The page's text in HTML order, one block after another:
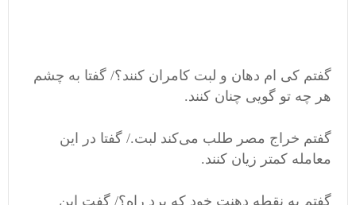
گفتم کی ام دهان و لبت کامران کنند؟/ گفتا به چشم
هر چه تو گویی چنان کنند.
گفتم خراج مصر طلب می‌کند لبت./ گفتا در این
معامله کمتر زیان کنند.
گفتم به نقطه دهنت خود که برد راه؟/ گفت این